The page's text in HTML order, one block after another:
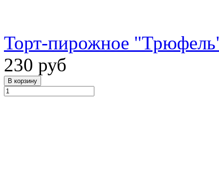
Торт-пирожное
230 руб